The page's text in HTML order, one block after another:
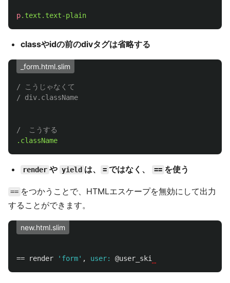
p.text.text-plain
classやidの前のdivタグは省略する
_form.html.slim
/ こうじゃなくて
/ div.className
/  こうする
.className
render や yield は、 = ではなく、 == を使う
== をつかうことで、HTMLエスケープを無効にして出力
することができます。
new.html.slim
== render 'form' , user: @user_ski